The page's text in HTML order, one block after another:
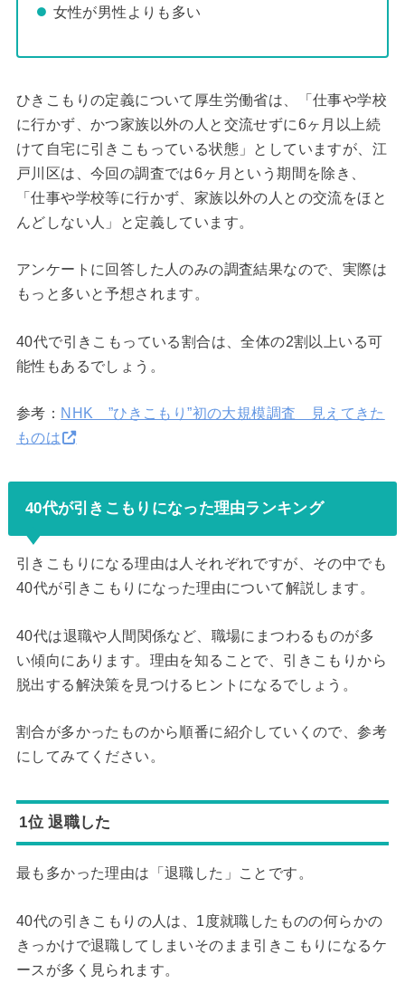
女性が男性よりも多い
ひきこもりの定義について厚生労働省は、「仕事や学校
に行かず、かつ家族以外の人と交流せずに6ヶ月以上続
けて自宅に引きこもっている状態」としていますが、江
戸川区は、今回の調査では6ヶ月という期間を除き、
「仕事や学校等に行かず、家族以外の人との交流をほと
んどしない人」と定義しています。
アンケートに回答した人のみの調査結果なので、実際は
もっと多いと予想されます。
40代で引きこもっている割合は、全体の2割以上いる可
能性もあるでしょう。
参考： NHK ”ひきこもり”初の大規模調査 見えてきた
ものは
40代が引きこもりになった理由ランキング
引きこもりになる理由は人それぞれですが、その中でも
40代が引きこもりになった理由について解説します。
40代は退職や人間関係など、職場にまつわるものが多
い傾向にあります。理由を知ることで、引きこもりから
脱出する解決策を見つけるヒントになるでしょう。
割合が多かったものから順番に紹介していくので、参考
にしてみてください。
1位 退職した
最も多かった理由は「退職した」ことです。
40代の引きこもりの人は、1度就職したものの何らかの
きっかけで退職してしまいそのまま引きこもりになるケ
ースが多く見られます。